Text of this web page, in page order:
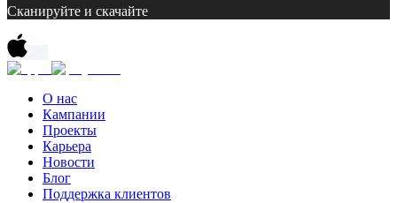
Сканируйте и скачайте
О нас
Кампании
Проекты
Карьера
Новости
Блог
Поддержка клиентов